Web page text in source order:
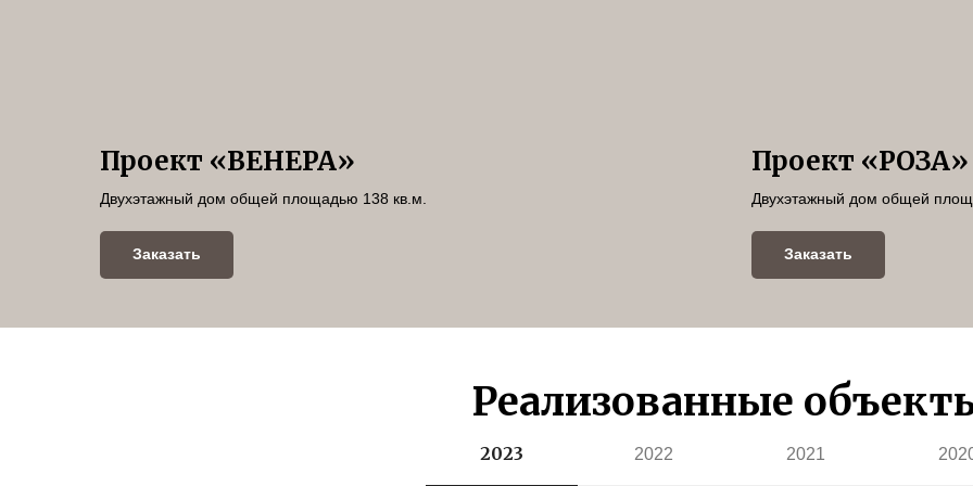
Проект «ВЕНЕРА»
Двухэтажный дом общей площадью 138 кв.м.
Заказать
Проект «РОЗА»
Двухэтажный дом общей
Заказать
Реализованные
2023 2022 2021